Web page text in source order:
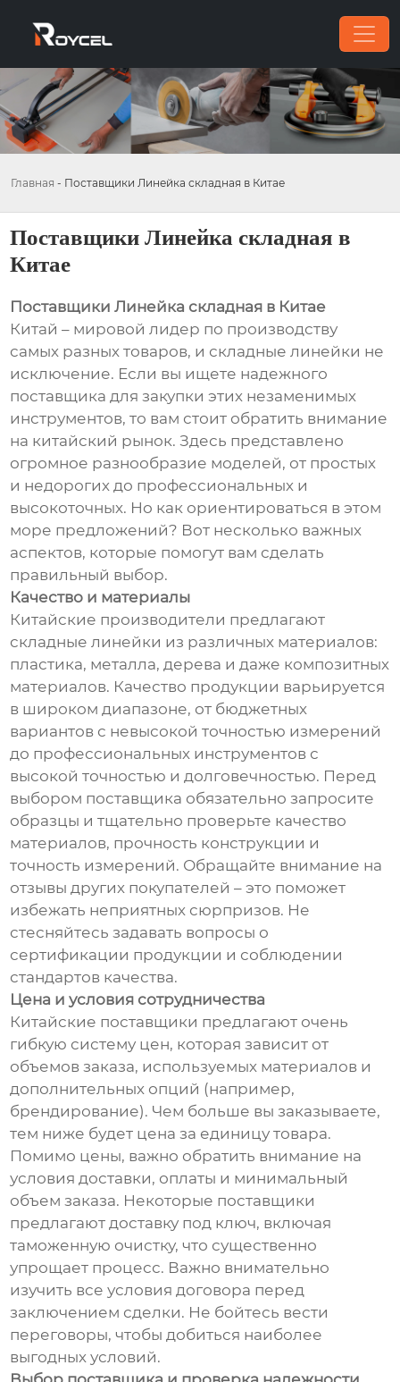
Главная - Поставщики Линейка складная в Китае
Поставщики Линейка складная в
Китае
Поставщики Линейка складная в Китае
Китай – мировой лидер по производству
самых разных товаров, и складные линейки не
исключение. Если вы ищете надежного
поставщика для закупки этих незаменимых
инструментов, то вам стоит обратить внимание
на китайский рынок. Здесь представлено
огромное разнообразие моделей, от простых
и недорогих до профессиональных и
высокоточных. Но как ориентироваться в этом
море предложений? Вот несколько важных
аспектов, которые помогут вам сделать
правильный выбор.
Качество и материалы
Китайские производители предлагают
складные линейки из различных материалов:
пластика, металла, дерева и даже композитных
материалов. Качество продукции варьируется
в широком диапазоне, от бюджетных
вариантов с невысокой точностью измерений
до профессиональных инструментов с
высокой точностью и долговечностью. Перед
выбором поставщика обязательно запросите
образцы и тщательно проверьте качество
материалов, прочность конструкции и
точность измерений. Обращайте внимание на
отзывы других покупателей – это поможет
избежать неприятных сюрпризов. Не
стесняйтесь задавать вопросы о
сертификации продукции и соблюдении
стандартов качества.
Цена и условия сотрудничества
Китайские поставщики предлагают очень
гибкую систему цен, которая зависит от
объемов заказа, используемых материалов и
дополнительных опций (например,
брендирование). Чем больше вы заказываете,
тем ниже будет цена за единицу товара.
Помимо цены, важно обратить внимание на
условия доставки, оплаты и минимальный
объем заказа. Некоторые поставщики
предлагают доставку под ключ, включая
таможенную очистку, что существенно
упрощает процесс. Важно внимательно
изучить все условия договора перед
заключением сделки. Не бойтесь вести
переговоры, чтобы добиться наиболее
выгодных условий.